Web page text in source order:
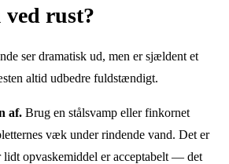
rust?
ser dramatisk ud, men er sjældent et
altid udbedre fuldstændigt.
af. Brug en stålsvamp eller finkornet
væk under rindende vand. Det er
opvaskemiddel er acceptabelt — det